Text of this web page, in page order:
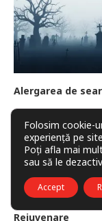
Alergarea de
Rejuvenare
Folosim cookie-
experiență pe
Poți afla mai
sau să le
Accept